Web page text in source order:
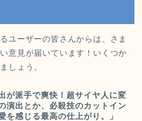
ユーザーの皆さんからは、さま
意見が届いています！いくつか
しょう。
が派手で爽快！超サイヤ人に変
演出とか、必殺技のカットイン
を感じる最高の仕上がり。」